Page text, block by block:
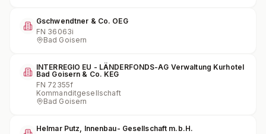
Gschwendtner & Co. OEG
FN 36063i
Bad Goisern
INTERREGIO EU - LÄNDERFONDS-AG Verwaltung Kurhotel
Bad Goisern & Co. KEG
FN 72355f
Kommanditgesellschaft
Bad Goisern
Helmar Putz, Innenbau- Gesellschaft m.b.H.